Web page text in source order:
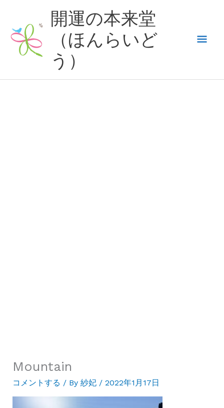
ッ
開運の本来堂
（ほんらいど
う）
メ
Mountain
コメントする / By 紗妃 / 2022年1月17日